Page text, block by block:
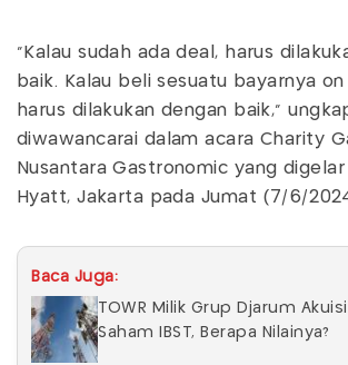
"Kalau sudah ada deal, harus
baik. Kalau beli sesuatu bayarnya
harus dilakukan dengan baik,"
diwawancarai dalam acara Charity
Nusantara Gastronomic yang digelar
Hyatt, Jakarta pada Jumat (7/6/
Baca Juga:
TOWR Milik Grup Djarum
Saham IBST, Berapa Nilainya?